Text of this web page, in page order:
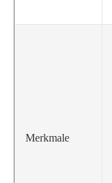
Merkmale